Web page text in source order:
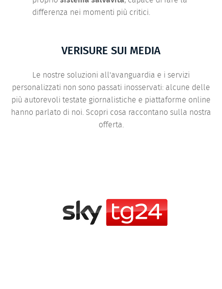
differenza nei momenti più critici.
VERISURE SUI MEDIA
Le nostre soluzioni all'avanguardia e i servizi
personalizzati non sono passati inosservati: alcune delle
più autorevoli testate giornalistiche e piattaforme online
hanno parlato di noi. Scopri cosa raccontano sulla nostra
offerta.